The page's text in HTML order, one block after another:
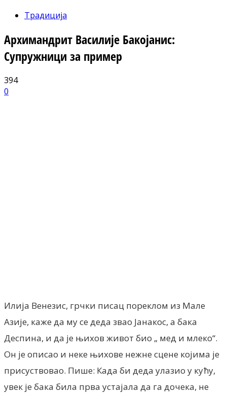
Традиција
Архимандрит Василије Бакојанис:
Супружници за пример
394
0
Илија Венезис, грчки писац пореклом из Мале
Азије, каже да му се деда звао Јанакос, а бака
Деспина, и да је њихов живот био „ мед и млеко“.
Он је описао и неке њихове нежне сцене којима је
присуствовао. Пише: Када би деда улазио у кућу,
увек је бака била прва устајалa да га дочека, не